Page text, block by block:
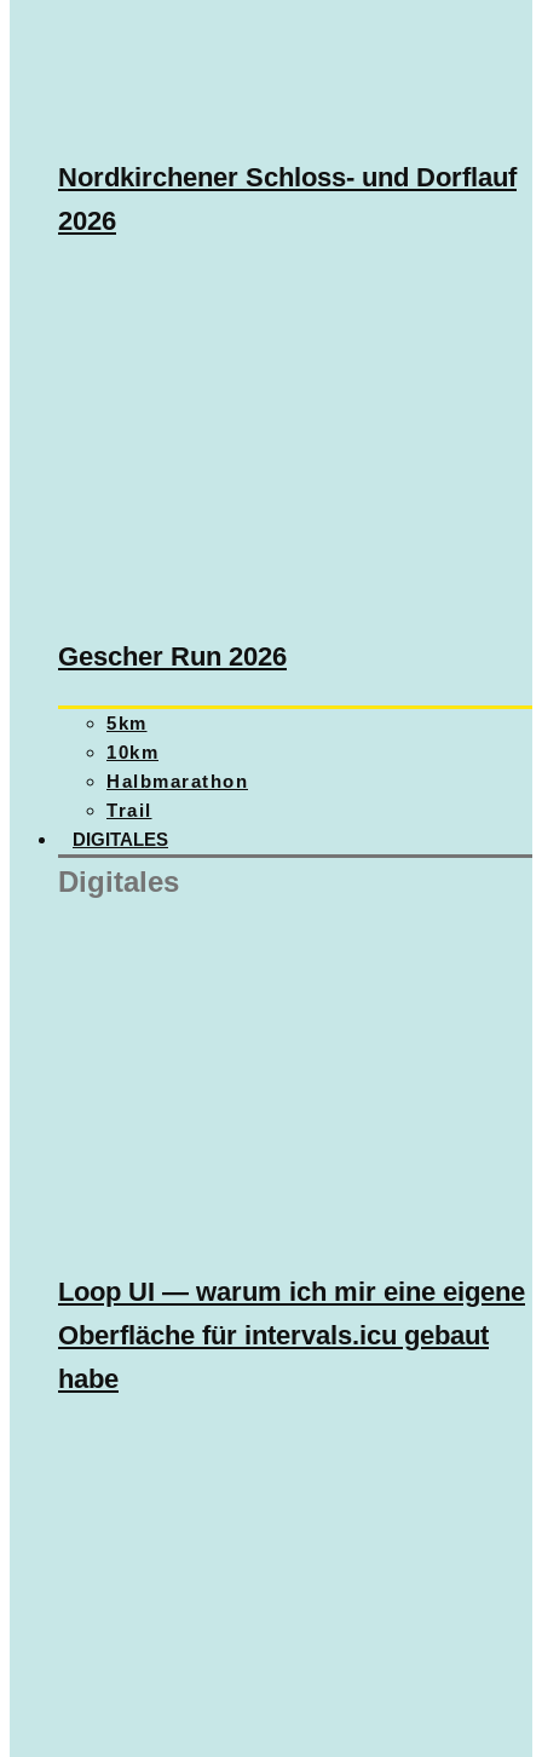
Nordkirchener Schloss- und Dorflauf
2026
Gescher Run 2026
5km
10km
Halbmarathon
Trail
DIGITALES
Digitales
Loop UI — warum ich mir eine eigene
Oberfläche für intervals.icu gebaut
habe